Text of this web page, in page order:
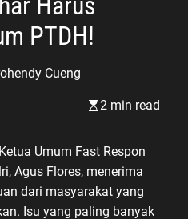
PTDH!
Cueng
2 min read
Umum Fast Respon
Agus Flores, menerima
dari masyarakat yang
Isu yang paling banyak